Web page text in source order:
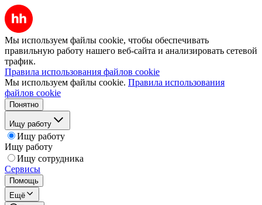
Мы используем файлы cookie, чтобы обеспечивать
правильную работу нашего веб-сайта и анализировать сетевой
трафик.
Правила использования файлов cookie
Мы используем файлы cookie. Правила использования
файлов cookie
Понятно
Ищу работу
Ищу работу
Ищу работу
Ищу сотрудника
Сервисы
Помощь
Ещё